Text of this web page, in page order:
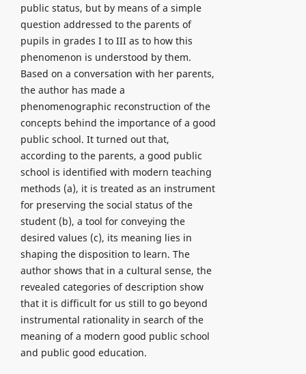
public status, but by means of a simple
question addressed to the parents of
pupils in grades I to III as to how this
phenomenon is understood by them.
Based on a conversation with her parents,
the author has made a
phenomenographic reconstruction of the
concepts behind the importance of a good
public school. It turned out that,
according to the parents, a good public
school is identified with modern teaching
methods (a), it is treated as an instrument
for preserving the social status of the
student (b), a tool for conveying the
desired values (c), its meaning lies in
shaping the disposition to learn. The
author shows that in a cultural sense, the
revealed categories of description show
that it is difficult for us still to go beyond
instrumental rationality in search of the
meaning of a modern good public school
and public good education.